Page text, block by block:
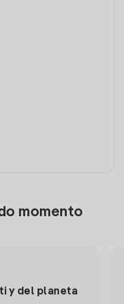
momento
y del planeta